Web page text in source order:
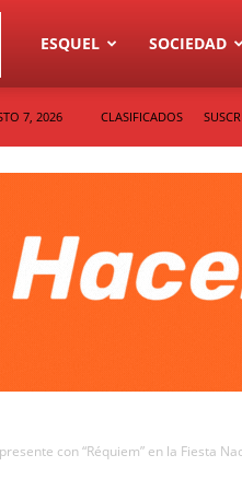
Diario
La
ESQUEL SOCIEDAD
7, 2026 CLASIFICADOS
con “Réquiem” en la Fiesta